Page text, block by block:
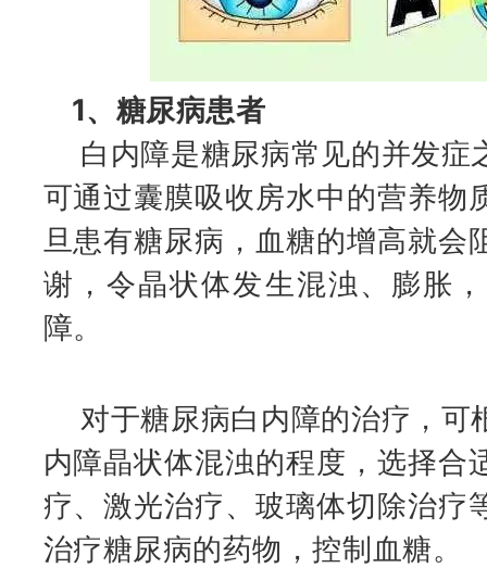
1、糖尿病患者
白内障是糖尿病常见的并发症
可通过囊膜吸收房水中的营养物
旦患有糖尿病，血糖的增高就会
谢，令晶状体发生混浊、膨胀
障。
对于糖尿病白内障的治疗，可
内障晶状体混浊的程度，选择合
疗、激光治疗、玻璃体切除治疗
治疗糖尿病的药物，控制血糖。